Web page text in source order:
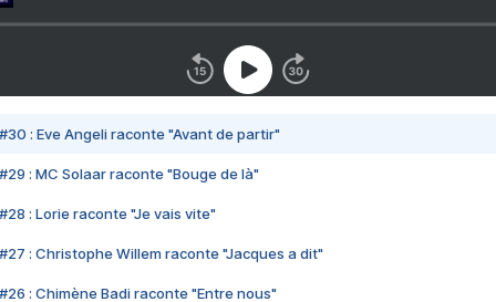
#30 : Eve Angeli raconte "Avant de partir"
#29 : MC Solaar raconte "Bouge de là"
#28 : Lorie raconte "Je vais vite"
#27 : Christophe Willem raconte "Jacques a dit"
#26 : Chimène Badi raconte "Entre nous"